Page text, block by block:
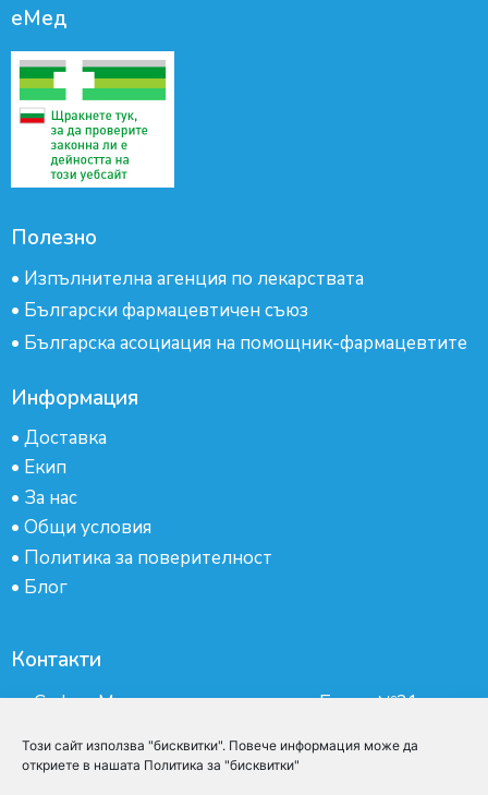
Този сайт използва "бисквитки". Повече информация може да
откриете в нашата Политика за "бисквитки"
еМед
Полезно
• Изпълнителна агенция по лекарствата
• Български фармацевтичен съюз
• Българска асоциация на помощник-фармацевтите
Информация
• Доставка
• Екип
• За нас
• Общи условия
• Политика за поверителност
• Блог
Контакти
гр.София, Манастирски ливади, ж.к.Бокар №21-
Имейл:apteka@emed.bg